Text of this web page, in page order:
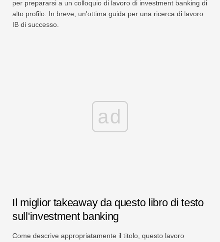
per prepararsi a un colloquio di lavoro di investment banking di
alto profilo. In breve, un'ottima guida per una ricerca di lavoro
IB di successo.
ad
Il miglior takeaway da questo libro di testo
sull'investment banking
Come descrive appropriatamente il titolo, questo lavoro